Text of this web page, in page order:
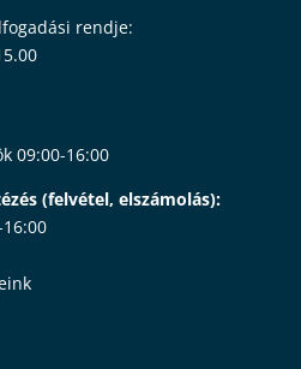
rendje:
09:00-16:00
(felvétel, elszámolás):